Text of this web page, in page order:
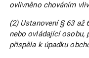
ovlivněno chováním
(2) Ustanovení § 63 až
nebo ovládající osobu,
přispěla k úpadku